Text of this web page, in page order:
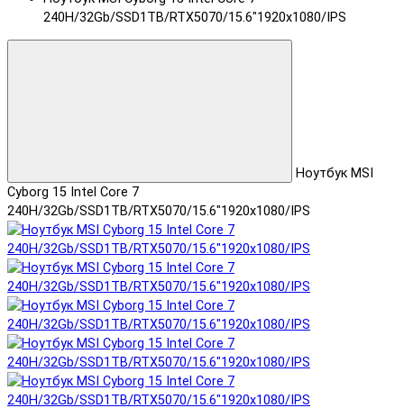
240H/32Gb/SSD1TB/RTX5070/15.6"1920x1080/IPS
Ноутбук MSI
Cyborg 15 Intel Core 7
240H/32Gb/SSD1TB/RTX5070/15.6"1920x1080/IPS